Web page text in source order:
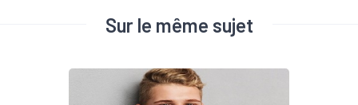
Sur le même sujet